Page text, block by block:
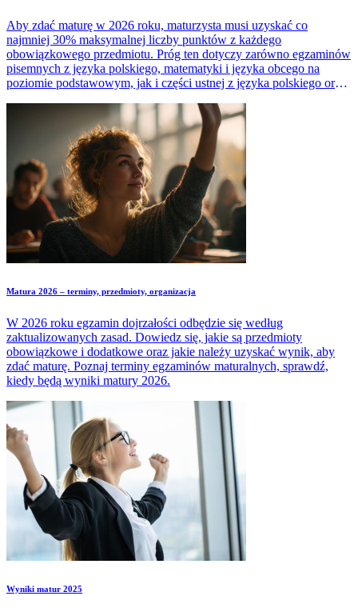
Aby zdać maturę w 2026 roku, maturzysta musi uzyskać co
najmniej 30% maksymalnej liczby punktów z każdego
obowiązkowego przedmiotu. Próg ten dotyczy zarówno egzaminów
pisemnych z języka polskiego, matematyki i języka obcego na
poziomie podstawowym, jak i części ustnej z języka polskiego oraz
wystarczy do zdobycia świadectwa dojrzałości? Sprawdź, jakie
dodatkowe warunki trzeba spełnić, by pomyślnie zdać maturę 2026.
Matura 2026 – terminy, przedmioty, organizacja
W 2026 roku egzamin dojrzałości odbędzie się według
zaktualizowanych zasad. Dowiedz się, jakie są przedmioty
obowiązkowe i dodatkowe oraz jakie należy uzyskać wynik, aby
zdać maturę. Poznaj terminy egzaminów maturalnych, sprawdź,
kiedy będą wyniki matury 2026.
Wyniki matur 2025